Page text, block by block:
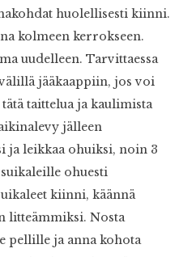
huolellisesti kiinni.
kolmeen kerrokseen.
uudelleen. Tarvittaessa
jääkaappiin, jos voi
taittelua ja kaulimista
jälleen
ja leikkaa ohuiksi, noin 3
ohuesti
kiinni, käännä
litteämmiksi. Nosta
pellille ja anna kohota